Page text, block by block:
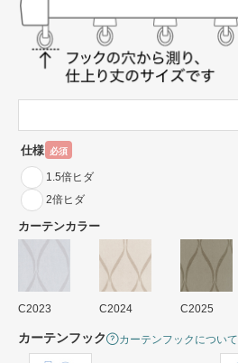
仕様 必須
1.5倍ヒダ
2倍ヒダ
カーテンカラー
C2023 C2024 C2025
カーテンフック カーテンフックについて